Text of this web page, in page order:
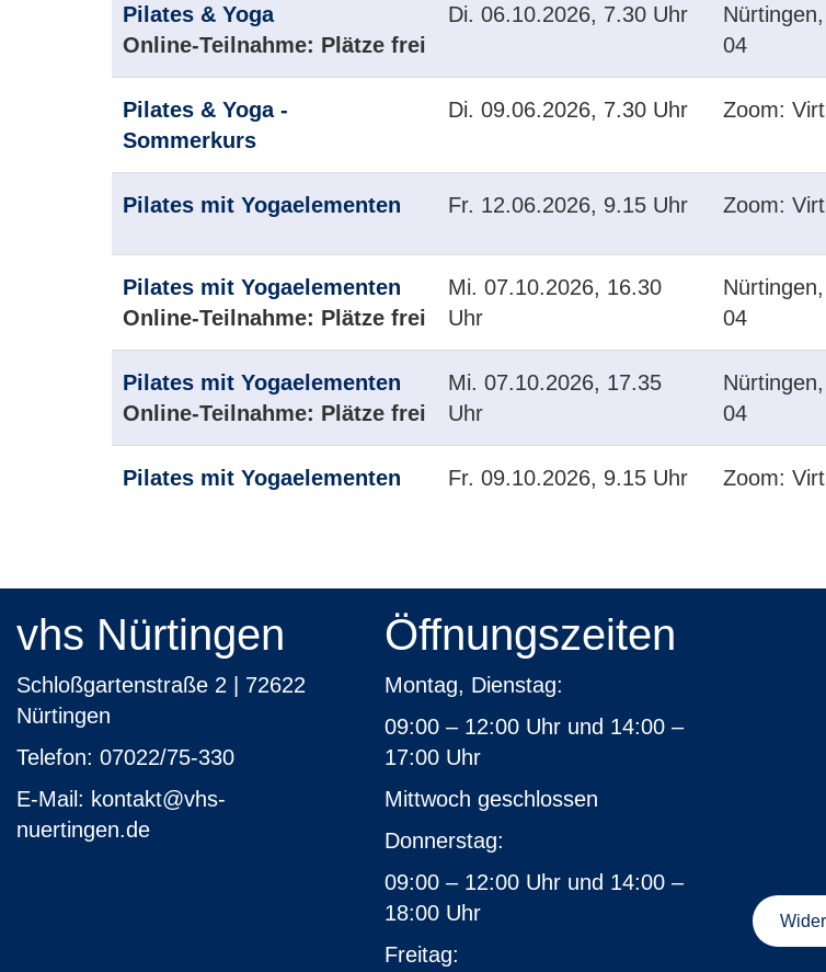
Pilates & Yoga
Online-Teilnahme: Plätze frei
Di. 06.10.2026, 7.30 Uhr
04
Pilates & Yoga -
Sommerkurs
Di. 09.06.2026, 7.30 Uhr Zoom:
Pilates mit Yogaelementen Fr. 12.06.2026, 9.15 Uhr Zoom:
Pilates mit Yogaelementen
Online-Teilnahme: Plätze frei
Mi. 07.10.2026, 16.30
Uhr
04
Pilates mit Yogaelementen
Online-Teilnahme: Plätze frei
Mi. 07.10.2026, 17.35
Uhr
04
Pilates mit Yogaelementen Fr. 09.10.2026, 9.15 Uhr Zoom:
vhs Nürtingen
Schloßgartenstraße 2 | 72622
Nürtingen
Telefon: 07022/75-330
E-Mail: kontakt@vhs-
nuertingen.de
Öffnungszeiten
Montag, Dienstag:
09:00 – 12:00 Uhr und 14:00 –
17:00 Uhr
Mittwoch geschlossen
Donnerstag:
09:00 – 12:00 Uhr und 14:00 –
18:00 Uhr
Freitag: